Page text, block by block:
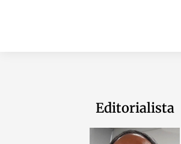
Editorialista